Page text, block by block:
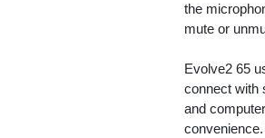
the
mute or
Evolve2 65
connect with
and